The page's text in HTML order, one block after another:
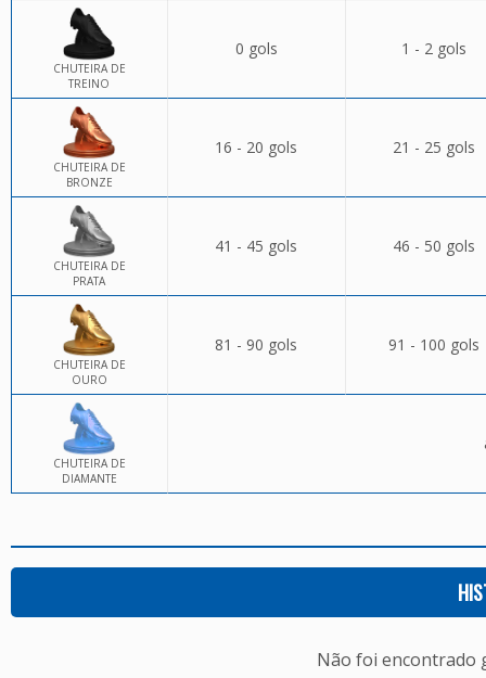
CHUTEIRA DE
TREINO
0 gols 1 - 2 gols
CHUTEIRA DE
BRONZE
16 - 20 gols 21 - 25 gols
CHUTEIRA DE
PRATA
41 - 45 gols 46 - 50 gols
CHUTEIRA DE
OURO
81 - 90 gols 91 - 100 gols
CHUTEIRA DE
DIAMANTE
Não foi encontrado